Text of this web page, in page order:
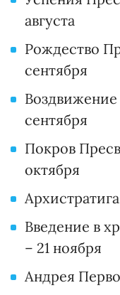
августа
Рождество
сентября
Воздвижение
сентября
Покров
октября
Введение в
– 21 ноября
Андрея